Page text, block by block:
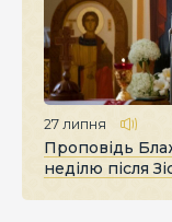
27 липня
Проповідь
неділю після